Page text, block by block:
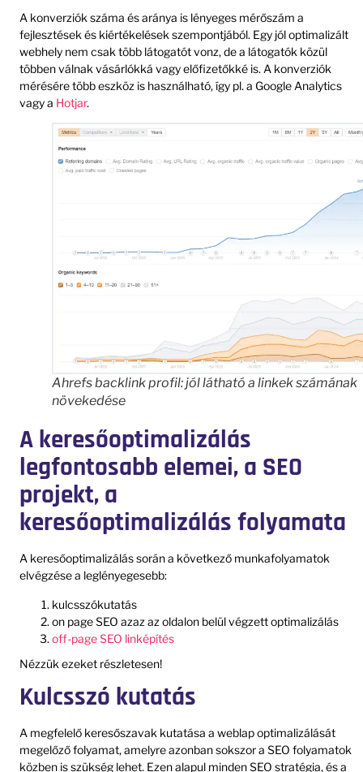
A konverziók száma és aránya is lényeges mérőszám a
fejlesztések és kiértékelések szempontjából. Egy jól optimalizált
webhely nem csak több látogatót vonz, de a látogatók közül
többen válnak vásárlókká vagy előfizetőkké is. A konverziók
mérésére több eszköz is használható, így pl. a Google Analytics
vagy a Hotjar.
Ahrefs backlink profil: jól látható a linkek számának
növekedése
A keresőoptimalizálás
legfontosabb elemei, a SEO
projekt, a
keresőoptimalizálás folyamata
A keresőoptimalizálás során a következő munkafolyamatok
elvégzése a leglényegesebb:
kulcsszókutatás
on page SEO azaz az oldalon belül végzett optimalizálás
off-page SEO linképítés
Nézzük ezeket részletesen!
Kulcsszó kutatás
A megfelelő keresőszavak kutatása a weblap optimalizálását
megelőző folyamat, amelyre azonban sokszor a SEO folyamatok
közben is szükség lehet. Ezen alapul minden SEO stratégia, és a